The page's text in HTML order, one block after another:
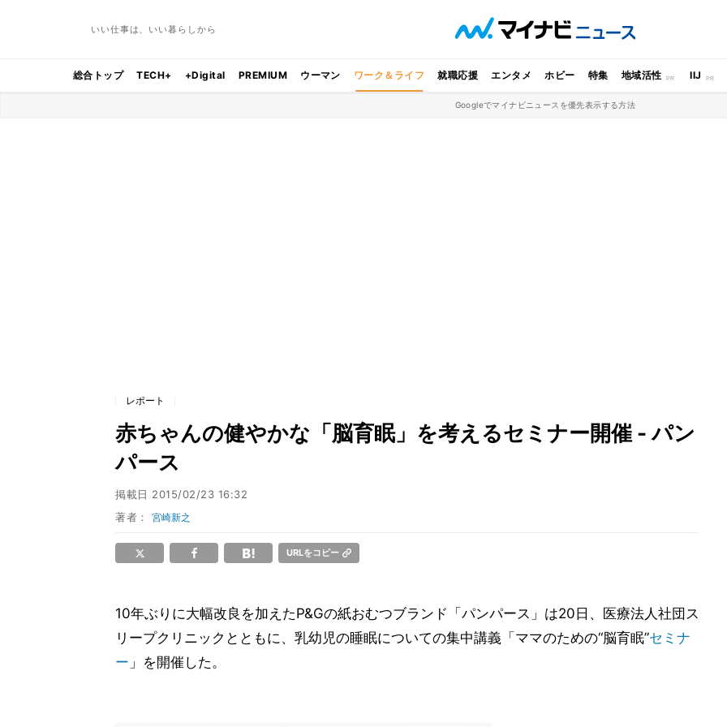
いい仕事は、いい暮らしから
総合トップ TECH+ +Digital PREMIUM ウーマン ワーク＆ライフ 就職応援 エンタメ ホビー 特集 地域活性 IIJ
Googleでマイナビニュースを優先表示する方法
レポート
赤ちゃんの健やかな「脳育眠」を考えるセミナー開催 - パン
パース
掲載日 2015/02/23 16:32
著者：宮崎新之
URLをコピー
10年ぶりに大幅改良を加えたP&Gの紙おむつブランド「パンパース」は20日、医療法人社団ス
リープクリニックとともに、乳幼児の睡眠についての集中講義「ママのための“脳育眠”セミナ
ー 」を開催した。